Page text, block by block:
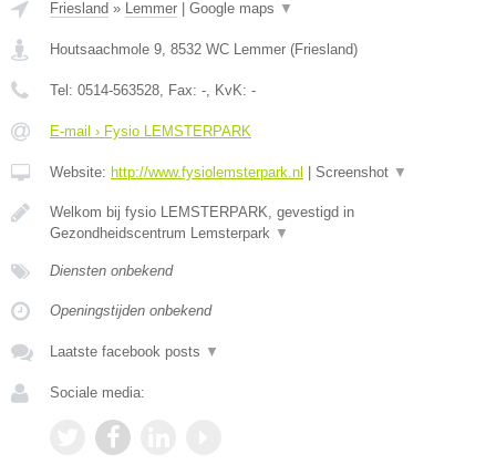
Friesland » Lemmer | Google maps ▼
Houtsaachmole 9 8532 WC Lemmer (Friesland)
Tel: 0514-563528 , Fax: - , KvK: -
E-mail › Fysio LEMSTERPARK
Website: http://www.fysiolemsterpark.nl | Screenshot ▼
Welkom bij fysio LEMSTERPARK, gevestigd in
Gezondheidscentrum Lemsterpark ▼
Diensten onbekend
Openingstijden onbekend
Laatste facebook posts ▼
Sociale media: